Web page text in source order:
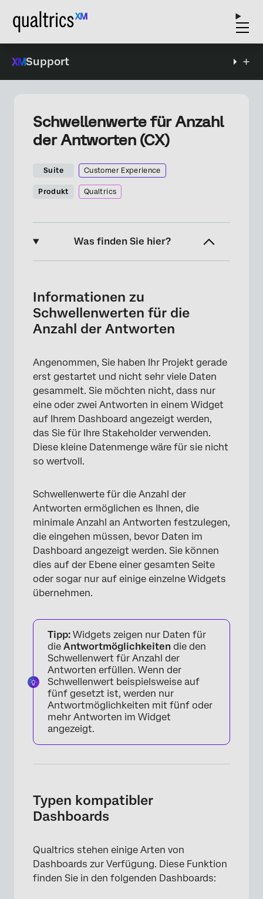
Support
Schwellenwerte für Anzahl
der Antworten (CX)
Suite Customer Experience
Produkt Qualtrics
Was finden Sie hier?
Typen kompatibler Dashboards
Schwellenwerte zu Seiten hinzufügen
Widgets
Informationen zu
Schwellenwerten für die
Anzahl der Antworten
Angenommen, Sie haben Ihr Projekt gerade
erst gestartet und nicht sehr viele Daten
gesammelt. Sie möchten nicht, dass nur
eine oder zwei Antworten in einem Widget
auf Ihrem Dashboard angezeigt werden,
das Sie für Ihre Stakeholder verwenden.
Diese kleine Datenmenge wäre für sie nicht
so wertvoll.
Schwellenwerte für die Anzahl der
Antworten ermöglichen es Ihnen, die
minimale Anzahl an Antworten festzulegen,
die eingehen müssen, bevor Daten im
Dashboard angezeigt werden. Sie können
dies auf der Ebene einer gesamten Seite
oder sogar nur auf einige einzelne Widgets
übernehmen.
Tipp: Widgets zeigen nur Daten für
die Antwortmöglichkeiten die den
Schwellenwert für Anzahl der
Antworten erfüllen. Wenn der
Schwellenwert beispielsweise auf
fünf gesetzt ist, werden nur
Antwortmöglichkeiten mit fünf oder
mehr Antworten im Widget
angezeigt.
Typen kompatibler
Dashboards
Qualtrics stehen einige Arten von
Dashboards zur Verfügung. Diese Funktion
finden Sie in den folgenden Dashboards: